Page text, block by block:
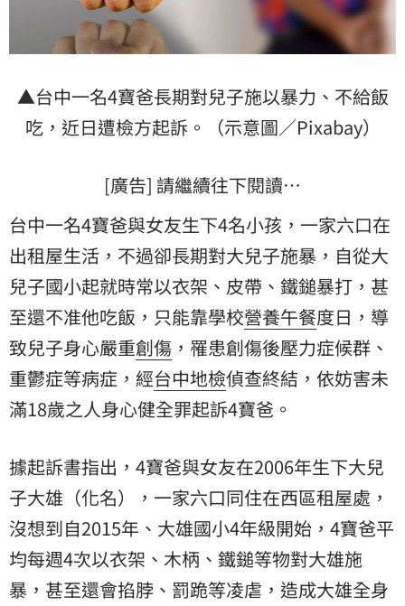
▲台中一名4寶爸長期對兒子施以暴力、不給飯
吃，近日遭檢方起訴。（示意圖／Pixabay）
[廣告] 請繼續往下閱讀…
台中一名4寶爸與女友生下4名小孩，一家六口在
出租屋生活，不過卻長期對大兒子施暴，自從大
兒子國小起就時常以衣架、皮帶、鐵鎚暴打，甚
至還不准他吃飯，只能靠學校營養午餐度日，導
致兒子身心嚴重創傷 ，罹患創傷後壓力症候群、
重鬱症等病症，經台中地檢偵查終結，依妨害未
滿18歲之人身心健全罪起訴4寶爸。
據起訴書指出，4寶爸與女友在2006年生下大兒
子大雄（化名），一家六口同住在西區租屋處，
沒想到自2015年、大雄國小4年級開始，4寶爸平
均每週4次以衣架、木柄、鐵鎚等物對大雄施
暴，甚至還會掐脖、罰跪等凌虐，造成大雄全身